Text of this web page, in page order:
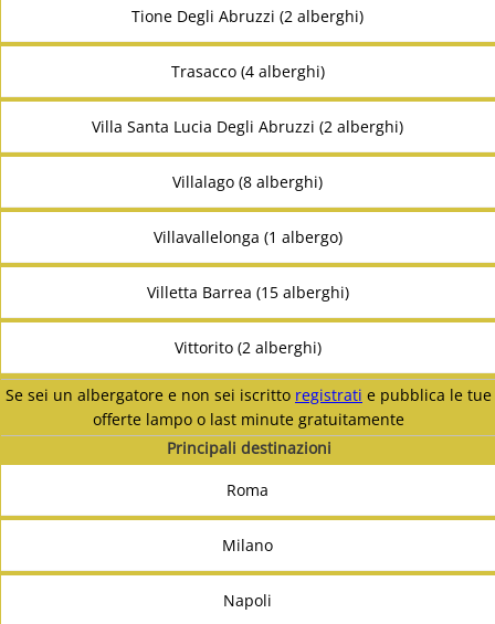
Tione Degli Abruzzi (2 alberghi)
Trasacco (4 alberghi)
Villa Santa Lucia Degli Abruzzi (2 alberghi)
Villalago (8 alberghi)
Villavallelonga (1 albergo)
Villetta Barrea (15 alberghi)
Vittorito (2 alberghi)
Se sei un albergatore e non sei iscritto registrati e pubblica le tue
offerte lampo o last minute gratuitamente
Principali destinazioni
Roma
Milano
Napoli